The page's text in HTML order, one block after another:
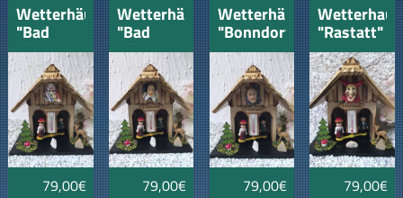
Wetterhäusle
"Bad
Dürrheim"
Salzhansel
79,00€
Wetterhäusle
"Bad
Dürrheim"
Narro
79,00€
Wetterhäusle
"Bonndorf"
Hansele
79,00€
Wetterhaus
"Rastatt"
mit
Harlekin
79,00€